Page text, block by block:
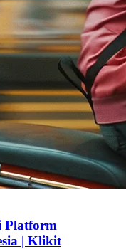
Platform
| Klikit